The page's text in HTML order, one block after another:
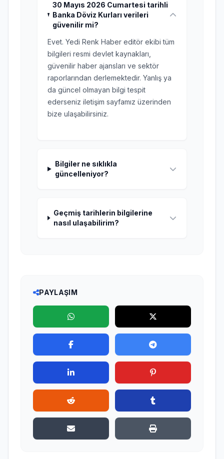
30 Mayıs 2026 Cumartesi tarihli
Banka Döviz Kurları verileri
güvenilir mi?
Evet. Yedi Renk Haber editör ekibi tüm
bilgileri resmi devlet kaynakları,
güvenilir haber ajansları ve sektör
raporlarından derlemektedir. Yanlış ya
da güncel olmayan bilgi tespit
ederseniz iletişim sayfamız üzerinden
bize ulaşabilirsiniz.
Bilgiler ne sıklıkla
güncelleniyor?
Geçmiş tarihlerin bilgilerine
nasıl ulaşabilirim?
PAYLAŞIM